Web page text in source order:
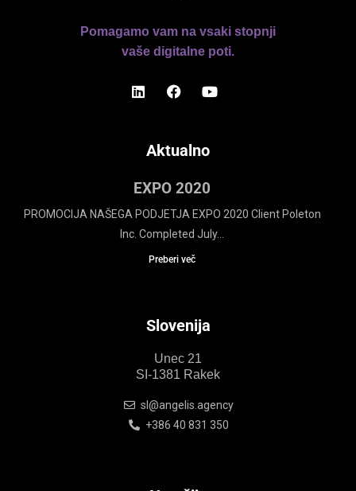
Pomagamo vam na vsaki stopnji
vaše digitalne poti.
Aktualno
EXPO 2020
PROMOCIJA NAŠEGA PODJETJA EXPO 2020 Client Poleton
Inc. Completed July...
Preberi več
Slovenija
Unec 21
SI-1381 Rakek
sl@angelis.agency
+386 40 831 350